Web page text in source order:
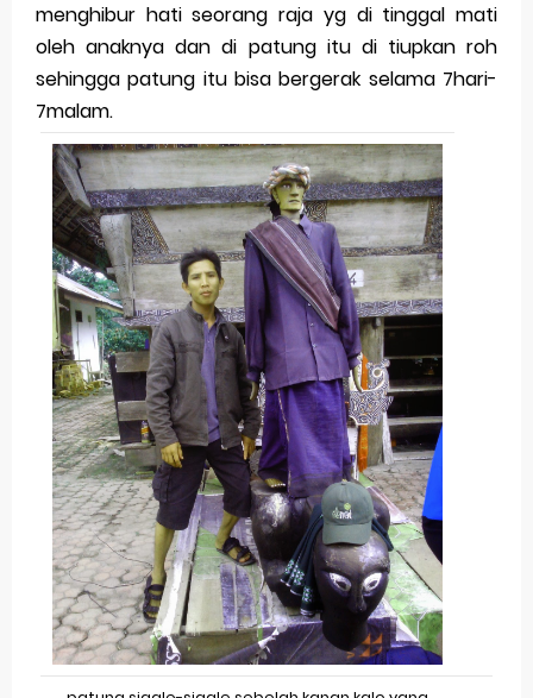
menghibur hati seorang raja yg di tinggal mati
oleh anaknya dan di patung itu di tiupkan roh
sehingga patung itu bisa bergerak selama 7hari-
7malam.